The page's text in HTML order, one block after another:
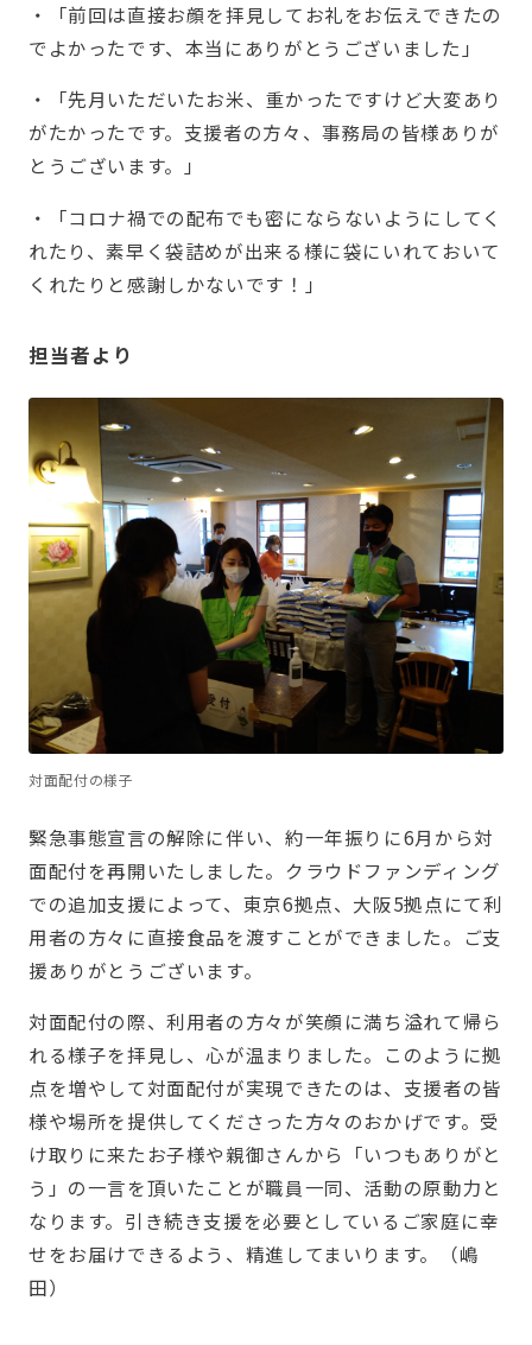
・「前回は直接お顔を拝見してお礼をお伝えできたの
でよかったです、本当にありがとうございました」
・「先月いただいたお米、重かったですけど大変あり
がたかったです。支援者の方々、事務局の皆様ありが
とうございます。」
・「コロナ禍での配布でも密にならないようにしてく
れたり、素早く袋詰めが出来る様に袋にいれておいて
くれたりと感謝しかないです！」
担当者より
対面配付の様子
緊急事態宣言の解除に伴い、約一年振りに6月から対
面配付を再開いたしました。クラウドファンディング
での追加支援によって、東京6拠点、大阪5拠点にて利
用者の方々に直接食品を渡すことができました。ご支
援ありがとうございます。
対面配付の際、利用者の方々が笑顔に満ち溢れて帰ら
れる様子を拝見し、心が温まりました。このように拠
点を増やして対面配付が実現できたのは、支援者の皆
様や場所を提供してくださった方々のおかげです。受
け取りに来たお子様や親御さんから「いつもありがと
う」の一言を頂いたことが職員一同、活動の原動力と
なります。引き続き支援を必要としているご家庭に幸
せをお届けできるよう、精進してまいります。（嶋
田）